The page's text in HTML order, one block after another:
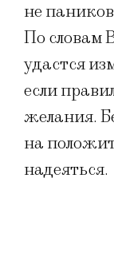
не
По словам
удастся
если
желания.
на
надеяться.